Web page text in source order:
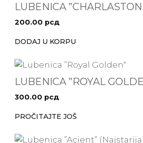
LUBENICA ”CHARLASTON
200.00 рсд
DODAJ U KORPU
LUBENICA ”ROYAL
300.00 рсд
PROČITAJTE JOŠ